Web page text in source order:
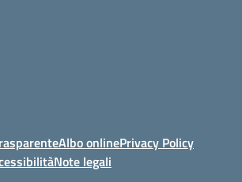
Albo onlinePrivacy Policy
Note legali